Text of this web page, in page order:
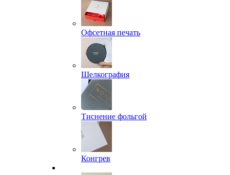
Офсетная печать
Шелкография
Тиснение фольгой
Конгрев